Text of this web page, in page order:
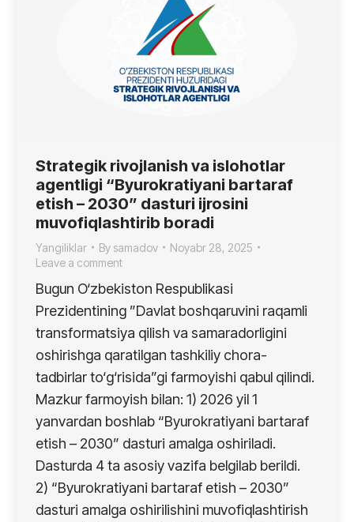
Strategik rivojlanish va islohotlar
agentligi “Byurokratiyani bartaraf
etish – 2030” dasturi ijrosini
muvofiqlashtirib boradi
Yangiliklar By samadov
Noyabr 28, 2025
Leave a comment
Bugun O‘zbekiston Respublikasi
Prezidentining ”Davlat boshqaruvini raqamli
transformatsiya qilish va samaradorligini
oshirishga qaratilgan tashkiliy chora-
tadbirlar to‘g‘risida”gi farmoyishi qabul qilindi.
Mazkur farmoyish bilan: 1) 2026 yil 1
yanvardan boshlab “Byurokratiyani bartaraf
etish – 2030” dasturi amalga oshiriladi.
Dasturda 4 ta asosiy vazifa belgilab berildi.
2) “Byurokratiyani bartaraf etish – 2030”
dasturi amalga oshirilishini muvofiqlashtirish